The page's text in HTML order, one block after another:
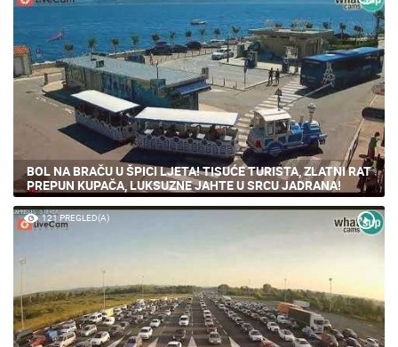
BOL NA BRAČU U ŠPICI LJETA! TISUĆE TURISTA, ZLATNI RAT
PREPUN KUPAČA, LUKSUZNE JAHTE U SRCU JADRANA!
121 PREGLED(A)